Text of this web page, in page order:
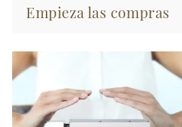
Empieza las compras